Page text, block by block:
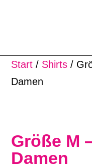
Start / Shirts /
Damen
Größe M
Damen